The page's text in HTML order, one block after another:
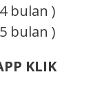
bulan )
bulan )
KLIK